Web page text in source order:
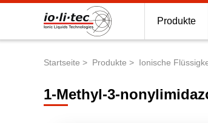
Produkte
Startseite Produkte Ionische
1-Methyl-3-